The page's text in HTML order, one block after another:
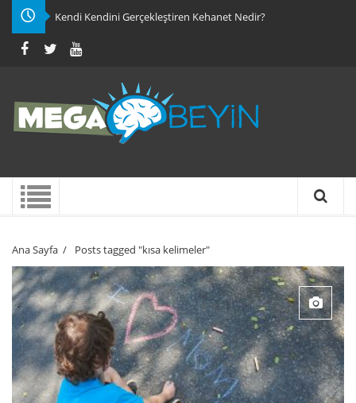
Kendi Kendini Gerçekleştiren Kehanet Nedir?
Ana Sayfa / Posts tagged "kısa kelimeler"